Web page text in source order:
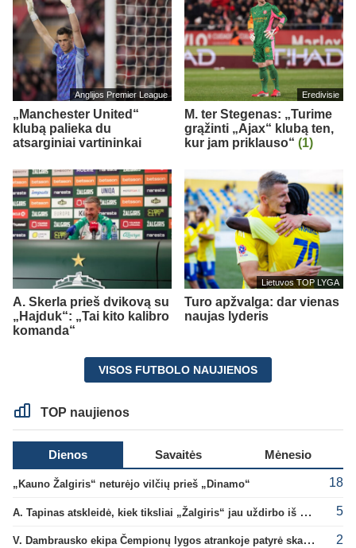
Anglijos Premier League
„Manchester United“
klubą palieka du
atsarginiai vartininkai
Eredivisie
M. ter Stegenas: „Turime
grąžinti „Ajax“ klubą ten,
kur jam priklauso“ (1)
A. Skerla prieš dvikovą su
„Hajduk“: „Tai kito kalibro
komanda“
Lietuvos TOP LYGA
Turo apžvalga: dar vienas
naujas lyderis
VISOS FUTBOLO NAUJIENOS
TOP naujienos
Dienos Savaitės Mėnesio
„Kauno Žalgiris“ neturėjo vilčių prieš „Dinamo“ 18
A. Tapinas atskleidė, kiek tiksliai „Žalgiris“ jau uždirbo iš UEFA premijų 5
V. Dambrausko ekipa Čempionų lygos atrankoje patyrė skaudžią nesėkmę 2